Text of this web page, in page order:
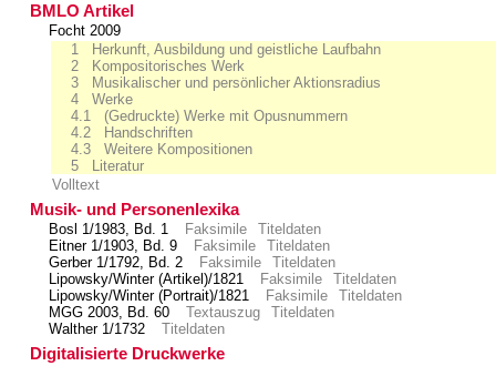
BMLO Artikel
Focht 2009
1 Herkunft, Ausbildung und geistliche Laufbahn
2 Kompositorisches Werk
3 Musikalischer und persönlicher Aktionsradius
4 Werke
4.1 (Gedruckte) Werke mit Opusnummern
4.2 Handschriften
4.3 Weitere Kompositionen
5 Literatur
Volltext
Musik- und Personenlexika
Bosl 1/1983, Bd. 1 Faksimile
Titeldaten
Eitner 1/1903, Bd. 9
Faksimile
Titeldaten
Gerber 1/1792, Bd. 2
Faksimile
Titeldaten
Lipowsky/Winter (Artikel)/1821
Faksimile
Titeldaten
Lipowsky/Winter (Portrait)/1821
Faksimile
Titeldaten
MGG 2003, Bd. 60
Textauszug
Titeldaten
Walther 1/1732
Titeldaten
Digitalisierte Druckwerke